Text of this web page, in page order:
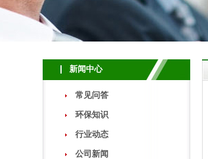
新闻中心
常见问答
环保知识
行业动态
公司新闻